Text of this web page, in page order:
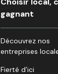
gagnant
Découvrez nos
entreprises
Fierté d’ici